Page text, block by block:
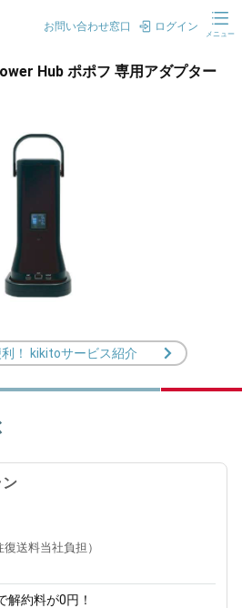
お問い合わせ窓口 ログイン
メニュー
Hub ポポフ 専用アダプター
！ kikitoサービス紹介
ン
送料当社負担）
解約料が0円！